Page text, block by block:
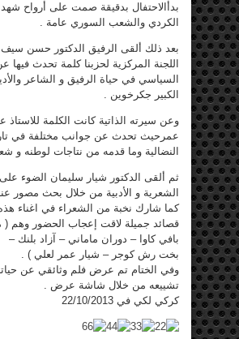
بدأالاحتفال بدقيقة صمت على أرواح
الكردي والشعب السوري عامة .
بعد ذلك ألقى الرفيق الدكتور حسن
اللجنة المركزية لحزبنا كلمة تحدث فيها
السياسي في حياة الرفيق و الشاعر
الكبير جكرخوين .
وعن سيرته الذاتية كانت الكلمة للاستاذ
عمرحيث تحدث عن جوانب مختلفة في
النضالية وما قدمه من نتاجات لوطنه و
ثم ألقى الدكتور شيار سليمان الضوء على
الشعرية و الأدبية من خلال بحث مصور
كما شارك نخبة من الشعراء في اغناء هذه
قصائد جميلة لاقت إعجاب الحضور وهم
بافي كاوا – دوران ماماني – آزاد بلنك –
بخت رش كوجر – شيار عمر لعلي ) .
وفي الختام تم عرض فلم وثائقي عن
تشييعه من خلال شاشة عرض .
كركي لكي في 22/10/2013